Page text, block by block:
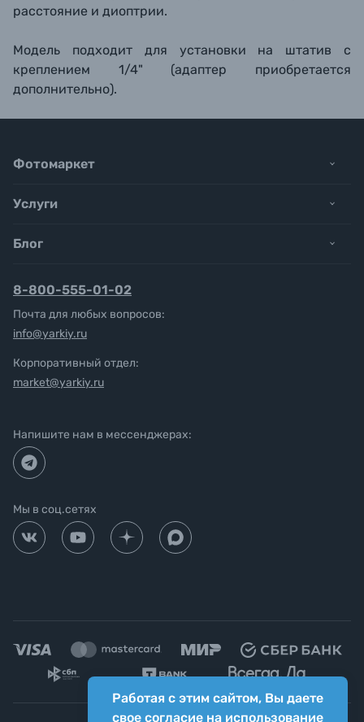
расстояние и диоптрии.
Модель подходит для установки на штатив с
креплением 1/4" (адаптер приобретается
дополнительно).
Работая с этим сайтом, Вы даете
свое согласие на использование
Фотомаркет
Услуги
Блог
8-800-555-01-02
Почта для любых вопросов:
info@yarkiy.ru
Корпоративный отдел:
market@yarkiy.ru
Напишите нам в мессенджерах:
Мы в соц.сетях